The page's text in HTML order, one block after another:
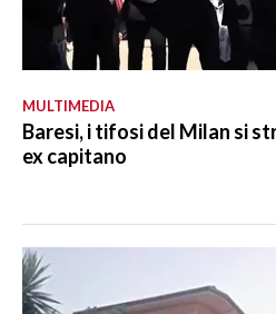
MULTIMEDIA
Baresi, i tifosi del Milan si
ex capitano